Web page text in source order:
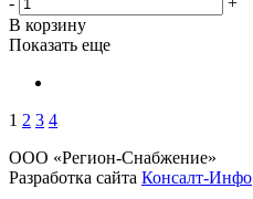
В корзину
Показать еще
1 2 3 4
ООО «Регион-Снабжение»
Разработка сайта Консалт-Инфо